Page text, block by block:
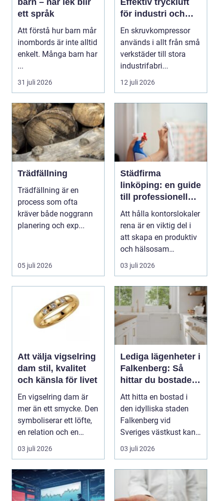
ett språk
Att förstå hur barn mår
inombords är inte alltid
enkelt. Många barn har
...
31 juli 2026
för industri och
verkstad
En skruvkompressor
används i allt från små
verkstäder till stora
industrifabri...
12 juli 2026
Trädfällning
Trädfällning är en
process som ofta
kräver både noggrann
planering och exp...
05 juli 2026
Städfirma
linköping: en guide
till professionell
städning
Att hålla kontorslokaler
rena är en viktig del i
att skapa en produktiv
och hälsosam
arbetsmiljö. En...
03 juli 2026
Att välja vigselring
dam stil, kvalitet
och känsla för livet
En vigselring dam är
mer än ett smycke. Den
symboliserar ett löfte,
en relation och en
gemensam fram...
03 juli 2026
Lediga lägenheter i
Falkenberg: Så
hittar du bostaden
för dig
Att hitta en bostad i
den idylliska staden
Falkenberg vid
Sveriges västkust kan
vara både...
03 juli 2026